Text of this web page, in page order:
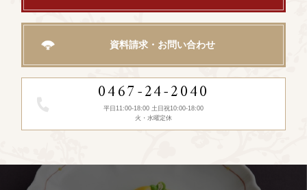
資料請求・お問い合わせ
0467-24-2040
平日11:00-18:00 土日祝10:00-18:00
火・水曜定休